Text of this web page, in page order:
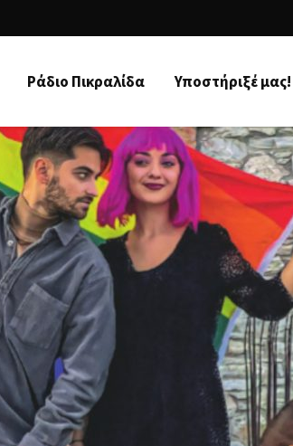
Ράδιo Πικραλίδα Υποστήριξέ μας!